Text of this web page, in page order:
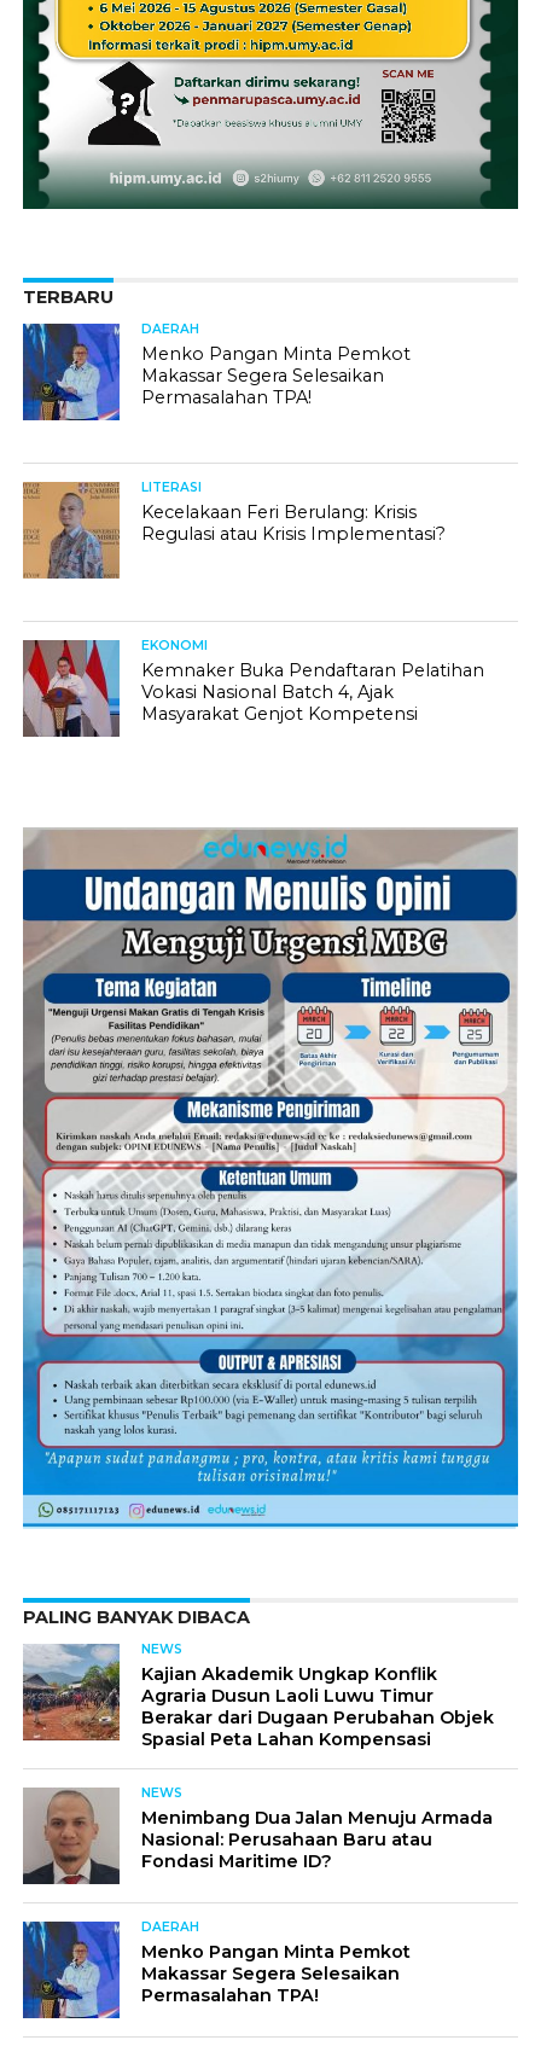
TERBARU
DAERAH
Menko Pangan Minta Pemkot
Makassar Segera Selesaikan
Permasalahan TPA!
LITERASI
Kecelakaan Feri Berulang: Krisis
Regulasi atau Krisis Implementasi?
EKONOMI
Kemnaker Buka Pendaftaran Pelatihan
Vokasi Nasional Batch 4, Ajak
Masyarakat Genjot Kompetensi
PALING BANYAK DIBACA
NEWS
Kajian Akademik Ungkap Konflik
Agraria Dusun Laoli Luwu Timur
Berakar dari Dugaan Perubahan Objek
Spasial Peta Lahan Kompensasi
NEWS
Menimbang Dua Jalan Menuju Armada
Nasional: Perusahaan Baru atau
Fondasi Maritime ID?
DAERAH
Menko Pangan Minta Pemkot
Makassar Segera Selesaikan
Permasalahan TPA!